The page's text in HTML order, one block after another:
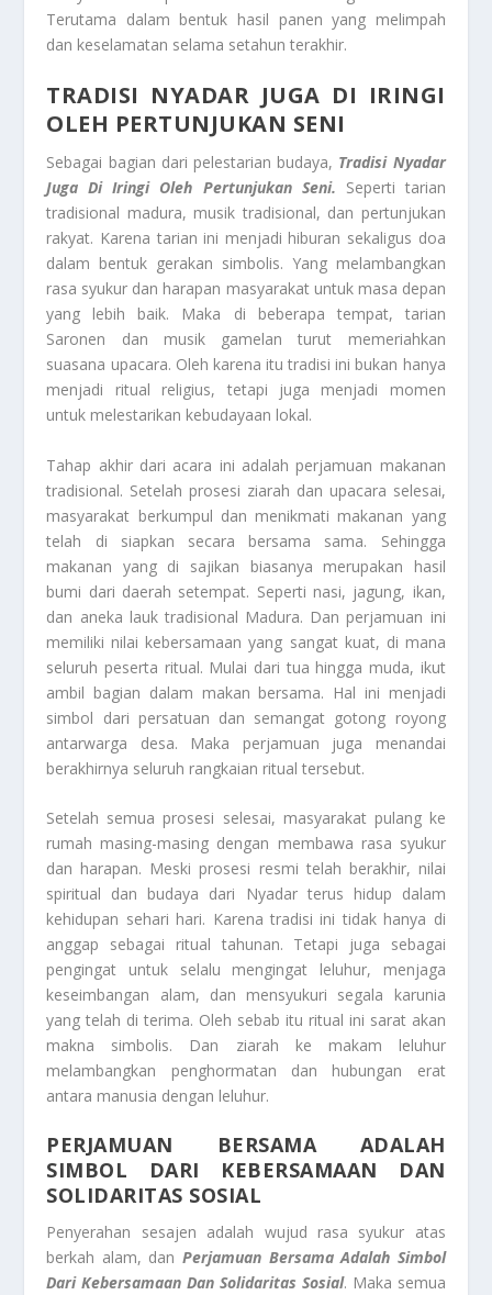
Terutama dalam bentuk hasil panen yang melimpah
dan keselamatan selama setahun terakhir.
TRADISI NYADAR JUGA DI IRINGI
OLEH PERTUNJUKAN SENI
Sebagai bagian dari pelestarian budaya, Tradisi Nyadar
Juga Di Iringi Oleh Pertunjukan Seni. Seperti tarian
tradisional madura, musik tradisional, dan pertunjukan
rakyat. Karena tarian ini menjadi hiburan sekaligus doa
dalam bentuk gerakan simbolis. Yang melambangkan
rasa syukur dan harapan masyarakat untuk masa depan
yang lebih baik. Maka di beberapa tempat, tarian
Saronen dan musik gamelan turut memeriahkan
suasana upacara. Oleh karena itu tradisi ini bukan hanya
menjadi ritual religius, tetapi juga menjadi momen
untuk melestarikan kebudayaan lokal.
Tahap akhir dari acara ini adalah perjamuan makanan
tradisional. Setelah prosesi ziarah dan upacara selesai,
masyarakat berkumpul dan menikmati makanan yang
telah di siapkan secara bersama sama. Sehingga
makanan yang di sajikan biasanya merupakan hasil
bumi dari daerah setempat. Seperti nasi, jagung, ikan,
dan aneka lauk tradisional Madura. Dan perjamuan ini
memiliki nilai kebersamaan yang sangat kuat, di mana
seluruh peserta ritual. Mulai dari tua hingga muda, ikut
ambil bagian dalam makan bersama. Hal ini menjadi
simbol dari persatuan dan semangat gotong royong
antarwarga desa. Maka perjamuan juga menandai
berakhirnya seluruh rangkaian ritual tersebut.
Setelah semua prosesi selesai, masyarakat pulang ke
rumah masing-masing dengan membawa rasa syukur
dan harapan. Meski prosesi resmi telah berakhir, nilai
spiritual dan budaya dari Nyadar terus hidup dalam
kehidupan sehari hari. Karena tradisi ini tidak hanya di
anggap sebagai ritual tahunan. Tetapi juga sebagai
pengingat untuk selalu mengingat leluhur, menjaga
keseimbangan alam, dan mensyukuri segala karunia
yang telah di terima. Oleh sebab itu ritual ini sarat akan
makna simbolis. Dan ziarah ke makam leluhur
melambangkan penghormatan dan hubungan erat
antara manusia dengan leluhur.
PERJAMUAN BERSAMA ADALAH
SIMBOL DARI KEBERSAMAAN DAN
SOLIDARITAS SOSIAL
Penyerahan sesajen adalah wujud rasa syukur atas
berkah alam, dan Perjamuan Bersama Adalah Simbol
Dari Kebersamaan Dan Solidaritas Sosial. Maka semua